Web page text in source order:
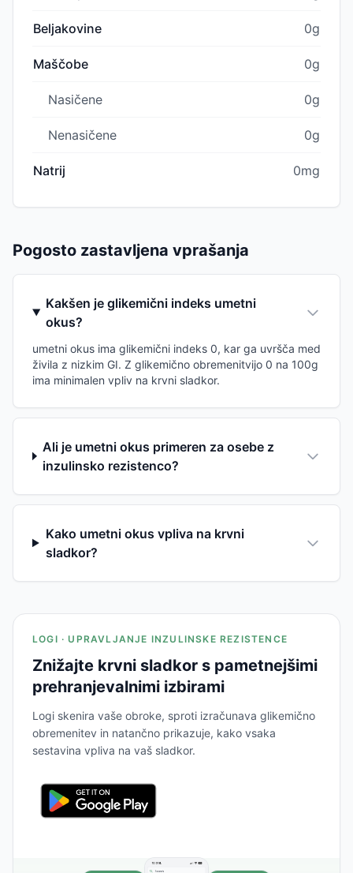
Beljakovine 0g
Maščobe 0g
Nasičene 0g
Nenasičene 0g
Natrij 0mg
Pogosto zastavljena vprašanja
Kakšen je glikemični indeks umetni
okus?
umetni okus ima glikemični indeks 0, kar ga uvršča med
živila z nizkim GI. Z glikemično obremenitvijo 0 na 100g
ima minimalen vpliv na krvni sladkor.
Ali je umetni okus primeren za osebe z
inzulinsko rezistenco?
Kako umetni okus vpliva na krvni
sladkor?
LOGI · UPRAVLJANJE INZULINSKE REZISTENCE
Znižajte krvni sladkor s pametnejšimi
prehranjevalnimi izbirami
Logi skenira vaše obroke, sproti izračunava glikemično
obremenitev in natančno prikazuje, kako vsaka
sestavina vpliva na vaš sladkor.